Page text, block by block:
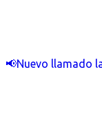
📢Nuevo llamado